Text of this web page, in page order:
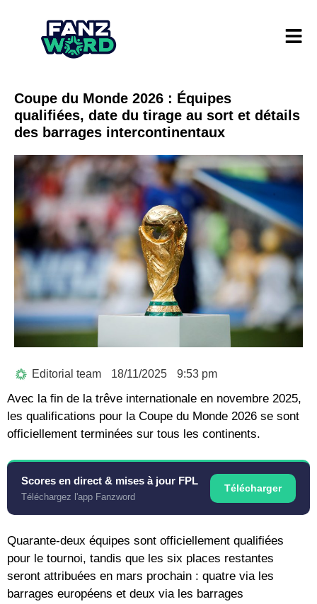
Coupe du Monde 2026 : Équipes
qualifiées, date du tirage au sort et détails
des barrages intercontinentaux
Editorial team 18/11/2025 9:53 pm
Avec la fin de la trêve internationale en novembre 2025,
les qualifications pour la Coupe du Monde 2026 se sont
officiellement terminées sur tous les continents.
Scores en direct & mises à jour FPL
Téléchargez l'app Fanzword
Télécharger
Quarante-deux équipes sont officiellement qualifiées
pour le tournoi, tandis que les six places restantes
seront attribuées en mars prochain : quatre via les
barrages européens et deux via les barrages